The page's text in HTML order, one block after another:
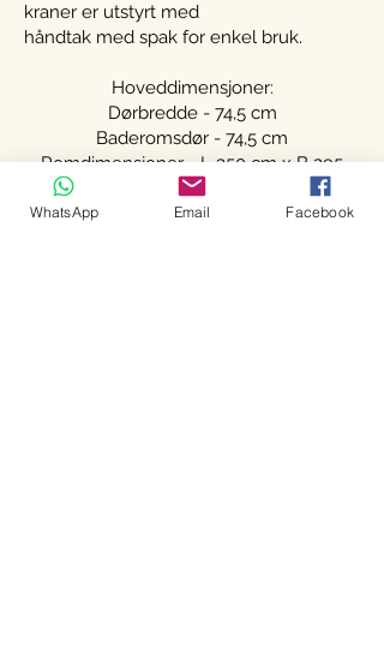
kraner er utstyrt med
håndtak med spak for enkel bruk.
Hoveddimensjoner:
Dørbredde - 74,5 cm
Baderomsdør - 74,5 cm
Romdimensjoner - L 350 cm x B 295
cm
WhatsApp Email Facebook